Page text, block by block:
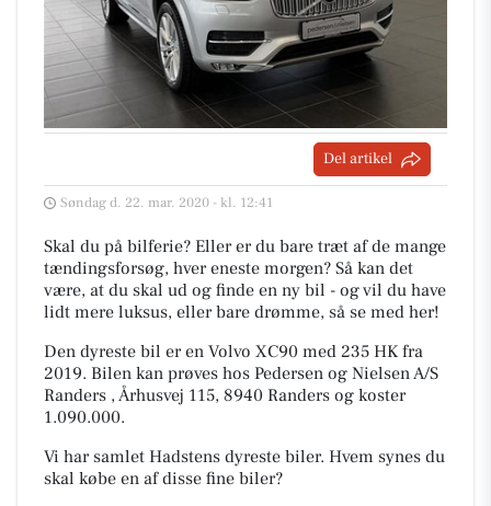
Del artikel
Søndag d. 22. mar. 2020 - kl. 12:41
Skal du på bilferie? Eller er du bare træt af de mange
tændingsforsøg, hver eneste morgen? Så kan det
være, at du skal ud og finde en ny bil - og vil du have
lidt mere luksus, eller bare drømme, så se med her!
Den dyreste bil er en Volvo XC90 med 235 HK fra
2019. Bilen kan prøves hos Pedersen og Nielsen A/S
Randers , Århusvej 115, 8940 Randers og koster
1.090.000.
Vi har samlet Hadstens dyreste biler. Hvem synes du
skal købe en af disse fine biler?